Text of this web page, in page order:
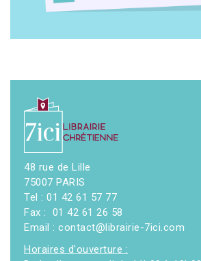
48 rue de Lille
75007 PARIS
Tel : 01 42 61 57 77
Fax : 01 42 61 26 58
Email : contact@librairie-7ici.com
Horaires d'ouverture :